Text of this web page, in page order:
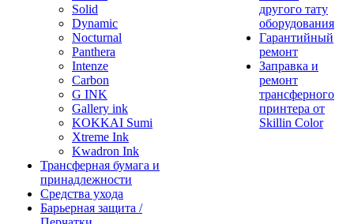
Solid
Dynamic
Nocturnal
Panthera
Intenze
Carbon
G INK
Gallery ink
KOKKAI Sumi
Xtreme Ink
Kwadron Ink
Трансферная бумага и
принадлежности
Средства ухода
Барьерная защита /
другого тату
оборудования
Гарантийный
ремонт
Заправка и
ремонт
трансферного
принтера от
Skillin Color